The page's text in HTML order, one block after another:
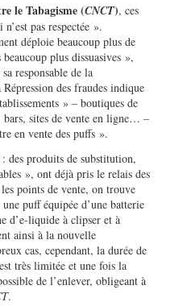
le Tabagisme (CNCT), ces
pas respectée ».
déploie beaucoup plus de
plus dissuasives »,
responsable de la
des fraudes indique
» – boutiques de
bars, sites de vente en ligne… –
en vente des puffs ».
: des produits de substitution,
», ont déjà pris le relais des
points de vente, on trouve
puff équipée d’une batterie
d’e-liquide à clipser et à
ainsi à la nouvelle
cas, cependant, la durée de
très limitée et une fois la
de l’enlever, obligeant à
.